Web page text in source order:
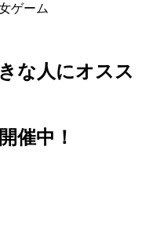
ゲーム
な人にオスス
催中！